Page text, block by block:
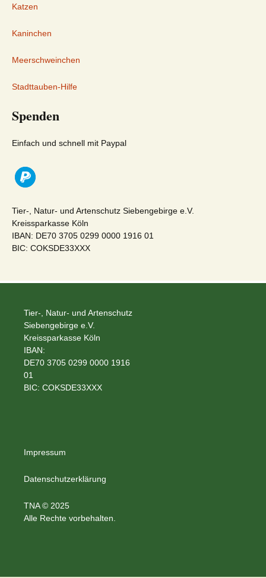
Katzen
Kaninchen
Meerschweinchen
Stadttauben-Hilfe
Spenden
Einfach und schnell mit Paypal
Tier-, Natur- und Artenschutz Siebengebirge e.V.
Kreissparkasse Köln
IBAN: DE70 3705 0299 0000 1916 01
BIC: COKSDE33XXX
Tier-, Natur- und Artenschutz
Siebengebirge e.V.
Kreissparkasse Köln
IBAN:
DE70 3705 0299 0000 1916
01
BIC: COKSDE33XXX
Impressum
Datenschutzerklärung
TNA © 2025
Alle Rechte vorbehalten.